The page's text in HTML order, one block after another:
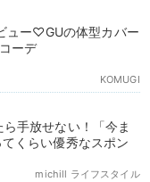
ュー♡GUの体型カバー
ーデ
KOMUGI
手放せない！「今ま
くらい優秀なスポン
michill ライフスタイル